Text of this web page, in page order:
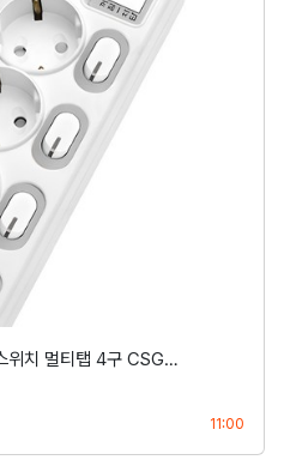
위치 멀티탭 4구 CSG…
11:00